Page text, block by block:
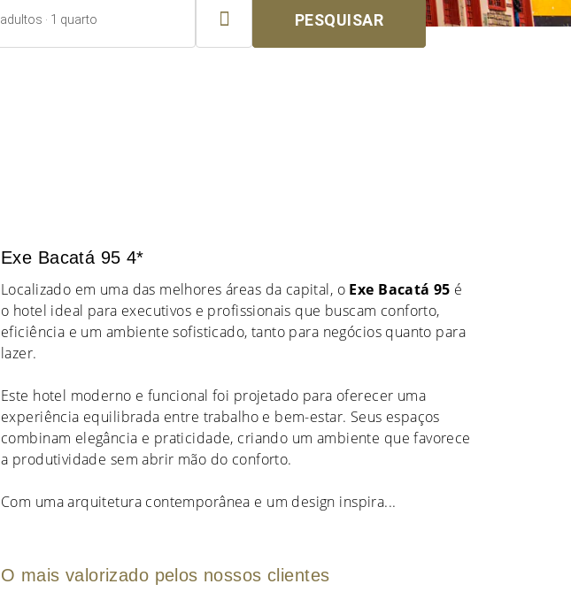
adultos 1 quarto  PESQUISAR
Exe Bacatá 95 4*
Localizado em uma das melhores áreas da capital, o Exe Bacatá 95 é
o hotel ideal para executivos e profissionais que buscam conforto,
eficiência e um ambiente sofisticado, tanto para negócios quanto para
lazer.
Este hotel moderno e funcional foi projetado para oferecer uma
experiência equilibrada entre trabalho e bem-estar. Seus espaços
combinam elegância e praticidade, criando um ambiente que favorece
a produtividade sem abrir mão do conforto.
Com uma arquitetura contemporânea e um design inspira...
O mais valorizado pelos nossos clientes